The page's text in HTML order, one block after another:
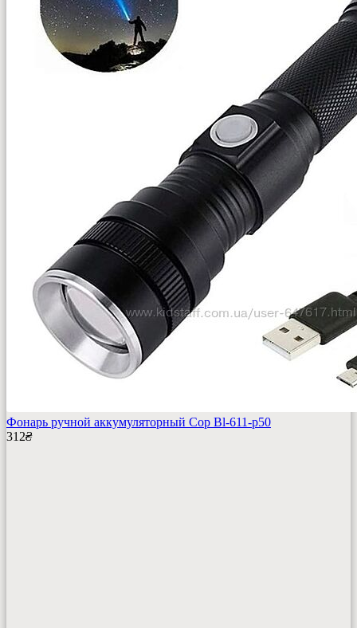
Фонарь ручной аккумуляторный Cop Bl-611-p50
312₴